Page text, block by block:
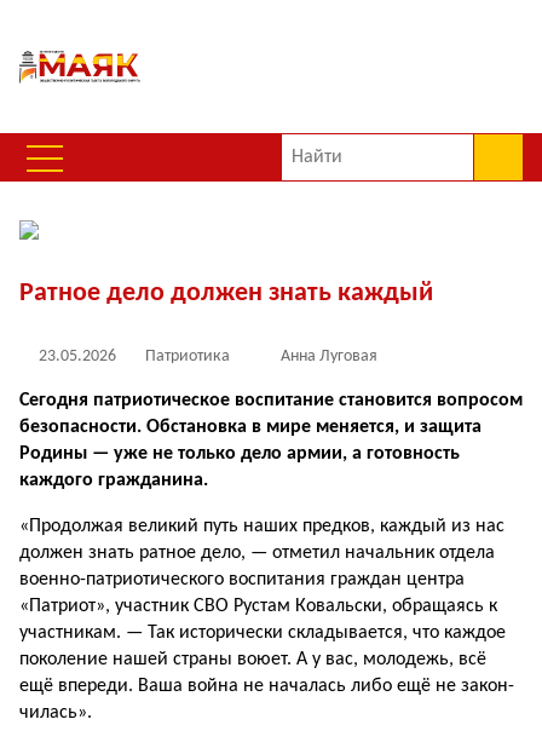
Ратное дело должен знать каждый
23.05.2026 Патриотика Анна Луговая
Сегодня патриотическое воспитание становится во­просом
безопасности. Об­становка в мире меняется, и защита
Родины — уже не только дело армии, а готов­ность
каждого гражданина.
«Продолжая великий путь наших предков, каждый из нас
должен знать ратное дело, — отметил начальник отде­ла
военно-патриотического воспитания граждан центра
«Патриот», участник СВО Ру­стам Ковальски, обращаясь к
участникам. — Так истори­чески складывается, что каж­дое
поколение нашей страны воюет. А у вас, молодежь, всё
ещё впереди. Ваша война не началась либо ещё не закон­
чилась».